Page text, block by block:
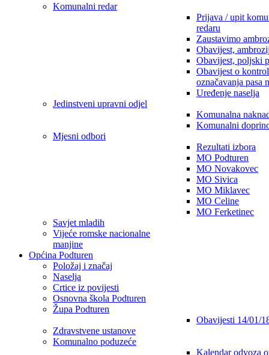
Komunalni redar
Prijava / upit
redaru
Zaustavimo
Obavijest,
Obavijest, poljski
Obavijest o
označavanja pasa
Uređenje naselja
Jedinstveni upravni odjel
Komunalna
Komunalni
Mjesni odbori
Rezultati izbora
MO Podturen
MO Novakovec
MO Sivica
MO Miklavec
MO Celine
MO Ferketinec
Savjet mladih
Vijeće romske nacionalne
manjine
Općina Podturen
Položaj i značaj
Naselja
Crtice iz povijesti
Osnovna škola Podturen
Župa Podturen
Obavijesti 14/01/
Zdravstvene ustanove
Komunalno poduzeće
Kalendar odvoza